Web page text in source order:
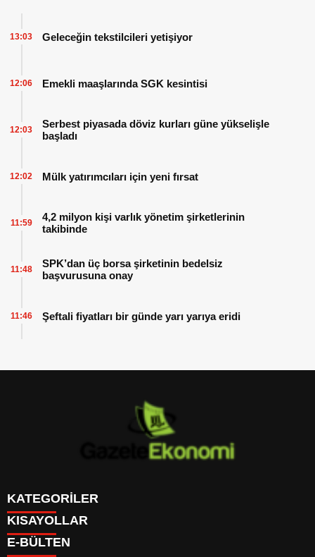
Geleceğin tekstilcileri yetişiyor
13:03
Emekli maaşlarında SGK kesintisi
12:06
Serbest piyasada döviz kurları güne yükselişle
başladı
12:03
Mülk yatırımcıları için yeni fırsat
12:02
4,2 milyon kişi varlık yönetim şirketlerinin
takibinde
11:59
SPK’dan üç borsa şirketinin bedelsiz
başvurusuna onay
11:48
Şeftali fiyatları bir günde yarı yarıya eridi
11:46
KATEGORİLER
GÜNDEM
DÜNYA
KISAYOLLAR
E-BÜLTEN